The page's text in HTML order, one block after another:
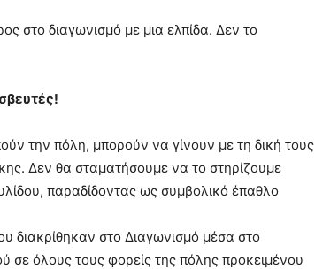
στο διαγωνισμό με μια ελπίδα. Δεν το
την πόλη, μπορούν να γίνουν με τη δική τους
Δεν θα σταματήσουμε να το στηρίζουμε
παραδίδοντας ως συμβολικό έπαθλο
διακρίθηκαν στο Διαγωνισμό μέσα στο
σε όλους τους φορείς της πόλης προκειμένου